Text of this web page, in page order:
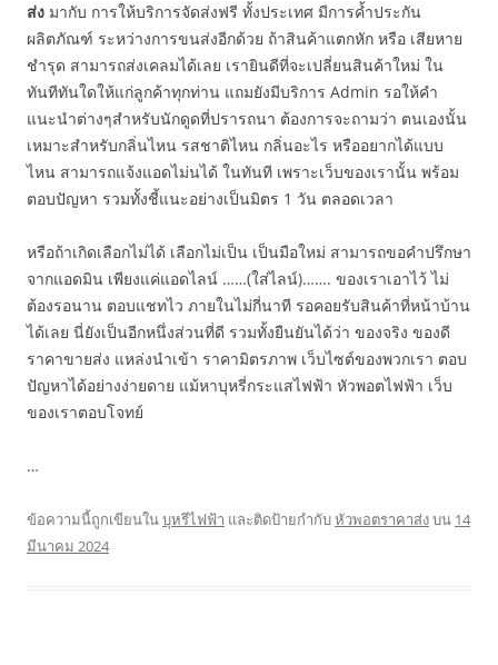
ส่ง มากับ การให้บริการจัดส่งฟรี ทั้งประเทศ มีการค้ำประกัน
ผลิตภัณฑ์ ระหว่างการขนส่งอีกด้วย ถ้าสินค้าแตกหัก หรือ เสียหาย
ชำรุด สามารถส่งเคลมได้เลย เรายินดีที่จะเปลี่ยนสินค้าใหม่ ใน
ทันทีทันใดให้แก่ลูกค้าทุกท่าน แถมยังมีบริการ Admin รอให้คำ
แนะนำต่างๆสำหรับนักดูดที่ปรารถนา ต้องการจะถามว่า ตนเองนั้น
เหมาะสำหรับกลิ่นไหน รสชาติไหน กลิ่นอะไร หรืออยากได้แบบ
ไหน สามารถแจ้งแอดไม่นได้ ในทันที เพราะเว็บของเรานั้น พร้อม
ตอบปัญหา รวมทั้งชี้แนะอย่างเป็นมิตร 1 วัน ตลอดเวลา
หรือถ้าเกิดเลือกไม่ได้ เลือกไม่เป็น เป็นมือใหม่ สามารถขอคำปรึกษา
จากแอดมิน เพียงแค่แอดไลน์ ……(ใส่ไลน์)……. ของเราเอาไว้ ไม่
ต้องรอนาน ตอบแชทไว ภายในไม่กี่นาที รอคอยรับสินค้าที่หน้าบ้าน
ได้เลย นี่ยังเป็นอีกหนึ่งส่วนที่ดี รวมทั้งยืนยันได้ว่า ของจริง ของดี
ราคาขายส่ง แหล่งนำเข้า ราคามิตรภาพ เว็บไซต์ของพวกเรา ตอบ
ปัญหาได้อย่างง่ายดาย แม้หาบุหรี่กระแสไฟฟ้า หัวพอตไฟฟ้า เว็บ
ของเราตอบโจทย์
…
ข้อความนี้ถูกเขียนในบุหรีไฟฟ้า และติดป้ายกำกับหัวพอตราคาส่งบน 14
มีนาคม 2024